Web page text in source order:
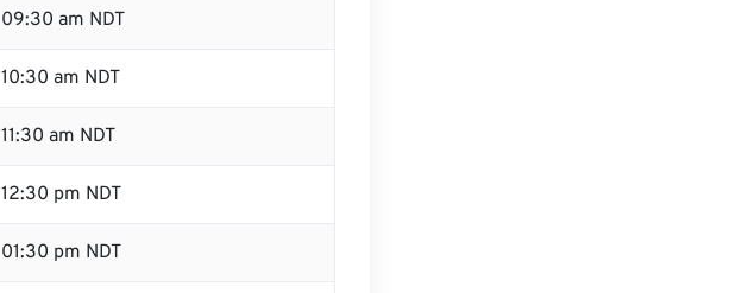
09:30 am NDT
10:30 am NDT
11:30 am NDT
12:30 pm NDT
01:30 pm NDT